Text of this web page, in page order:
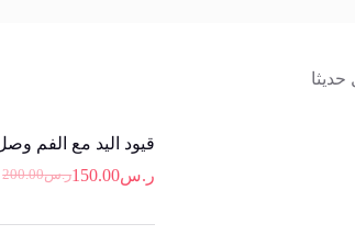
قيود اليد مع الفم
ر.س200.00السعر
هو:
ر.س150.00السعر
هو: